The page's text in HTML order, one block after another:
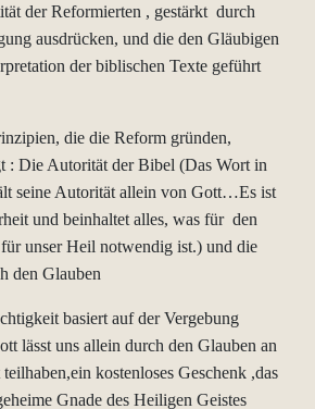
der Reformierten , gestärkt durch
ausdrücken, und die den Gläubigen
der biblischen Texte geführt
die die Reform gründen,
: Die Autorität der Bibel (Das Wort in
seine Autorität allein von Gott…Es ist
und beinhaltet alles, was für den
unser Heil notwendig ist.) und die
den Glauben
basiert auf der Vergebung
lässt uns allein durch den Glauben an
kostenloses Geschenk ,das
Gnade des Heiligen Geistes